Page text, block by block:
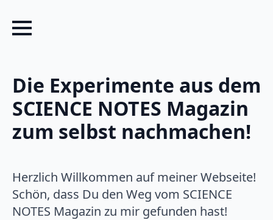
Die Experimente aus dem
SCIENCE NOTES Magazin
zum selbst nachmachen!
Herzlich Willkommen auf meiner Webseite!
Schön, dass Du den Weg vom SCIENCE
NOTES Magazin zu mir gefunden hast!